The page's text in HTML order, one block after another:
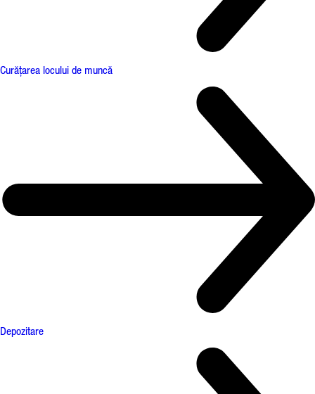
Curățarea locului de muncă
Depozitare